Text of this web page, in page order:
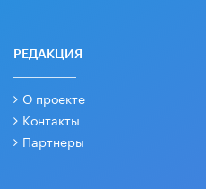
РЕДАКЦИЯ
О проекте
Контакты
Партнеры